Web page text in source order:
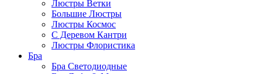
Люстры Ветки
Большие Люстры
Люстры Космос
С Деревом Кантри
Люстры Флористика
Бра
Бра Светодиодные